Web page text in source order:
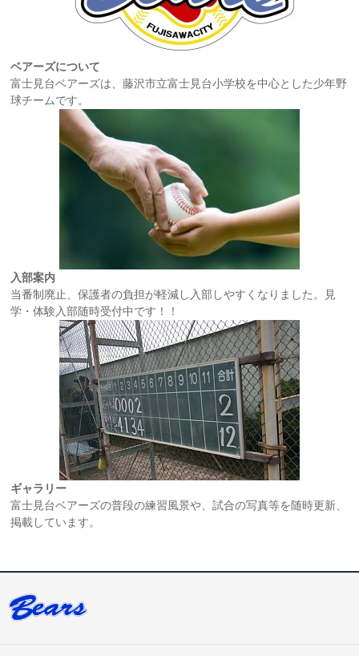
ベアーズについて
富士見台ベアーズは、藤沢市立富士見台小学校を中心とした少年野
球チームです。
入部案内
当番制廃止、保護者の負担が軽減し入部しやすくなりました。見
学・体験入部随時受付中です！！
ギャラリー
富士見台ベアーズの普段の練習風景や、試合の写真等を随時更新、
掲載しています。